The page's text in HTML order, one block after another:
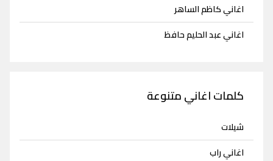
اغاني كاظم الساهر
اغاني عبد الحليم حافظ
كلمات اغاني متنوعة
شيلات
اغاني راب